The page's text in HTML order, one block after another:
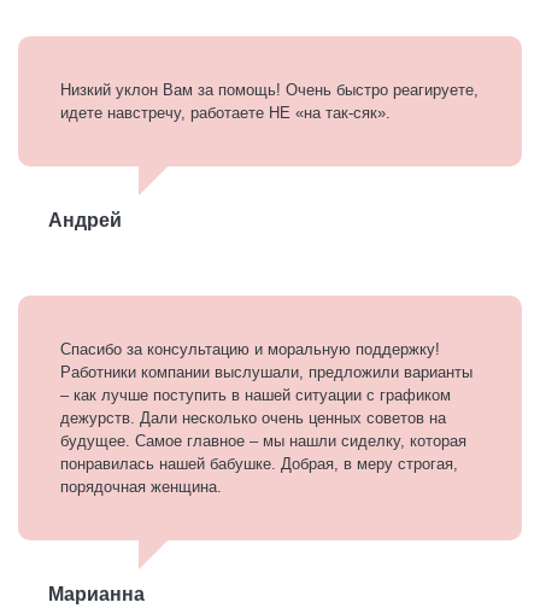
Низкий уклон Вам за помощь! Очень быстро реагируете,
идете навстречу, работаете НЕ «на так-сяк».
Андрей
Спасибо за консультацию и моральную поддержку!
Работники компании выслушали, предложили варианты
– как лучше поступить в нашей ситуации с графиком
дежурств. Дали несколько очень ценных советов на
будущее. Самое главное – мы нашли сиделку, которая
понравилась нашей бабушке. Добрая, в меру строгая,
порядочная женщина.
Марианна